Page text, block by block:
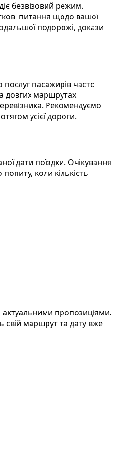
безвізовий режим.
питання щодо вашої
подорожі, докази
пасажирів часто
довгих маршрутах
Рекомендуємо
усієї дороги.
дати поїздки. Очікування
коли кількість
пропозиціями.
свій маршрут та дату вже